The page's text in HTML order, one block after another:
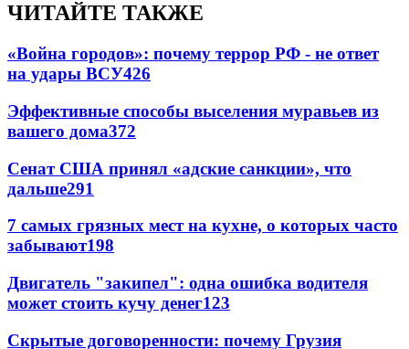
ЧИТАЙТЕ ТАКЖЕ
«Война городов»: почему террор РФ - не ответ
на удары ВСУ426
Эффективные способы выселения муравьев из
вашего дома372
Сенат США принял «адские санкции», что
дальше291
7 самых грязных мест на кухне, о которых часто
забывают198
Двигатель "закипел": одна ошибка водителя
может стоить кучу денег123
Скрытые договоренности: почему Грузия